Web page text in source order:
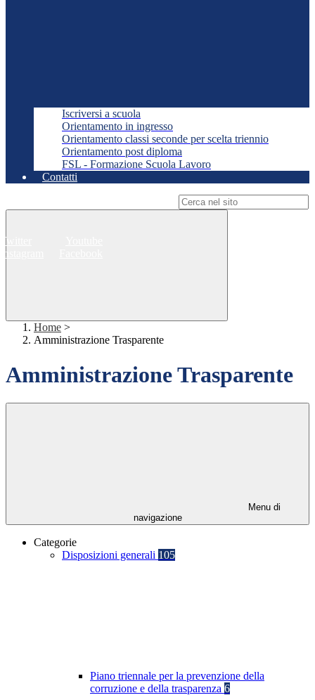
Iscriversi a scuola
Orientamento in ingresso
Orientamento classi seconde per scelta triennio
Orientamento post diploma
FSL - Formazione Scuola Lavoro
Contatti
Twitter
Instagram
Home >
Amministrazione Trasparente
Amministrazione Trasparente
Menu di
navigazione
Categorie
Disposizioni generali 105
Piano triennale per la prevenzione della
corruzione e della trasparenza 6